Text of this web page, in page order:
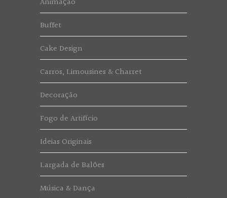
Buffet
Cake Design
Carros, Limousines & Charret
Decoração
Fogo de Artifício
Ideias Originais
Largada de Balões
Música & Dança